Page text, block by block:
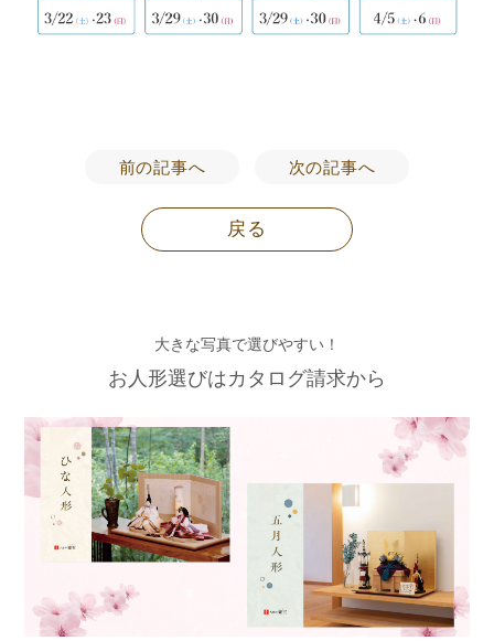
前の記事へ 次の記事へ
戻る
大きな写真で選びやすい！
お人形選びはカタログ請求から